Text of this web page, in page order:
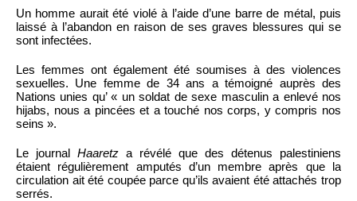
Un homme aurait été violé à l’aide d’une barre de métal, puis
laissé à l’abandon en raison de ses graves blessures qui se
sont infectées.
Les femmes ont également été soumises à des violences
sexuelles. Une femme de 34 ans a témoigné auprès des
Nations unies qu’ « un soldat de sexe masculin a enlevé nos
hijabs, nous a pincées et a touché nos corps, y compris nos
seins ».
Le journal Haaretz a révélé que des détenus palestiniens
étaient régulièrement amputés d’un membre après que la
circulation ait été coupée parce qu’ils avaient été attachés trop
serrés.